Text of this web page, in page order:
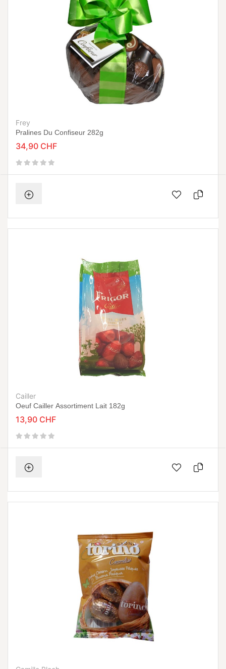
Frey
Pralines Du Confiseur 282g
34,90 CHF
Cailler
Oeuf Cailler Assortiment Lait 182g
13,90 CHF